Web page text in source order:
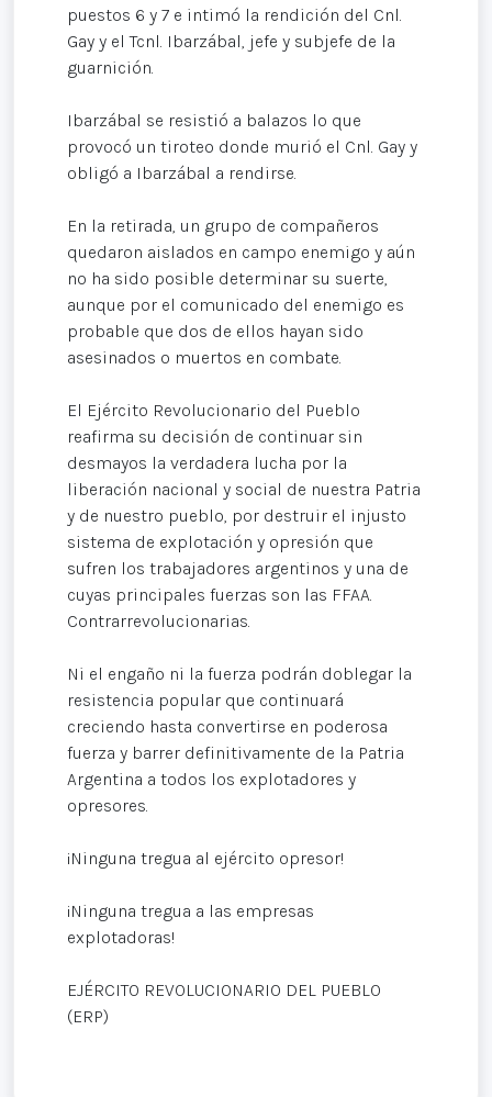
puestos 6 y 7 e intimó la rendición del Cnl.
Gay y el Tcnl. Ibarzábal, jefe y subjefe de la
guarnición.
Ibarzábal se resistió a balazos lo que
provocó un tiroteo donde murió el Cnl. Gay y
obligó a Ibarzábal a rendirse.
En la retirada, un grupo de compañeros
quedaron aislados en campo enemigo y aún
no ha sido posible determinar su suerte,
aunque por el comunicado del enemigo es
probable que dos de ellos hayan sido
asesinados o muertos en combate.
El Ejército Revolucionario del Pueblo
reafirma su decisión de continuar sin
desmayos la verdadera lucha por la
liberación nacional y social de nuestra Patria
y de nuestro pueblo, por destruir el injusto
sistema de explotación y opresión que
sufren los trabajadores argentinos y una de
cuyas principales fuerzas son las FFAA.
Contrarrevolucionarias.
Ni el engaño ni la fuerza podrán doblegar la
resistencia popular que continuará
creciendo hasta convertirse en poderosa
fuerza y barrer definitivamente de la Patria
Argentina a todos los explotadores y
opresores.
¡Ninguna tregua al ejército opresor!
¡Ninguna tregua a las empresas
explotadoras!
EJÉRCITO REVOLUCIONARIO DEL PUEBLO
(ERP)